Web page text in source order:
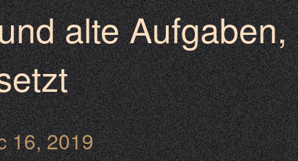
alte Aufgaben,
16, 2019